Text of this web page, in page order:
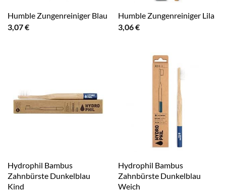
Humble Zungenreiniger Blau
3,07€
Humble Zungenreiniger Lila
3,06€
Hydrophil Bambus
Zahnbürste Dunkelblau
Kind
Hydrophil Bambus
Zahnbürste Dunkelblau
Weich